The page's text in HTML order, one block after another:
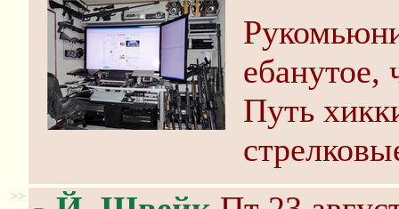
ебанутое,
Путь
>>